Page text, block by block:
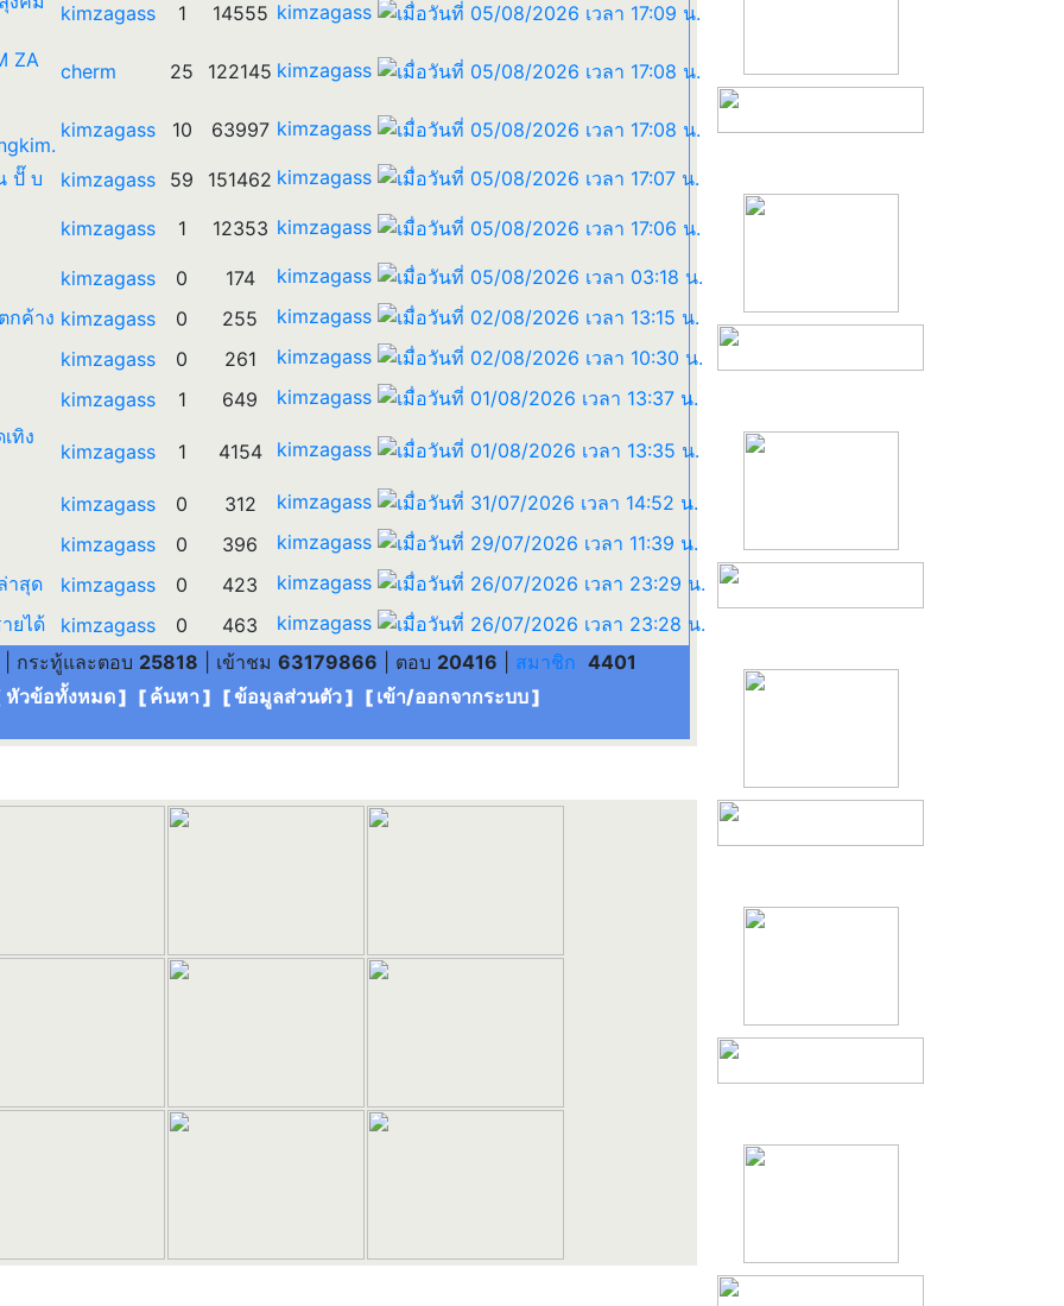
kimzagass 1 14555 kimzagass
ZA
cherm 25 122145 kimzagass
kimzagass 10 63997 kimzagass
ปั๊ บ kimzagass 59 151462 kimzagass
kimzagass 1 12353 kimzagass
kimzagass 0 174
kimzagass
กค้าง kimzagass 0 255
kimzagass
kimzagass 0 261
kimzagass
kimzagass 1 649
kimzagass
ทิง
kimzagass 1 4154 kimzagass
kimzagass 0 312
kimzagass
kimzagass 0 396
kimzagass
าสุด
kimzagass 0 423
kimzagass
ยได้
kimzagass 0 463
kimzagass
| กระทู้และตอบ 25818 | เข้าชม 63179866 | ตอบ 20416 สมาชิก 4401
หัวข้อทั้งหมด] [ ค้นหา ] [ข้อมูลส่วนตัว] [ เข้า/ออกจากระบบ]